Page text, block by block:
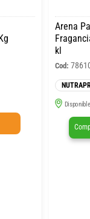
Arena
kl
Cod: